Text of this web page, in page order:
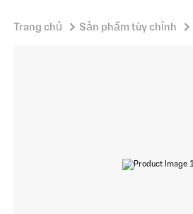
Trang chủ Sản phẩm tùy chỉnh